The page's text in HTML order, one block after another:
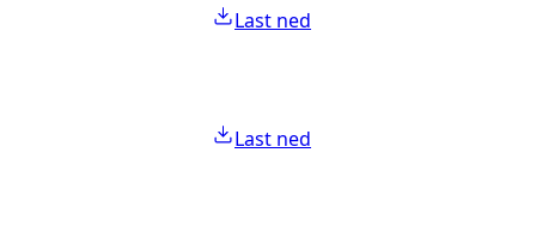
Last ned
Last ned